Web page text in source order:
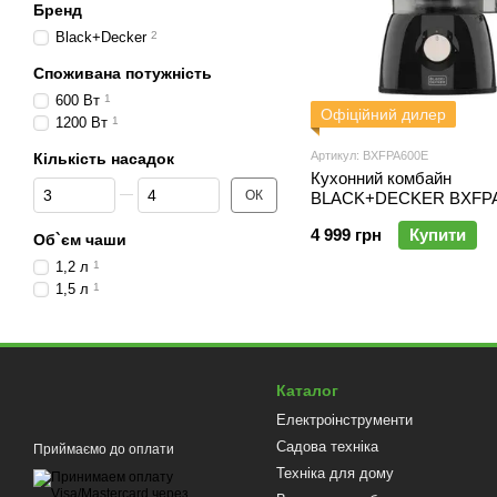
Офіційний дилер
Артикул: BXFPA600E
Кухонний комбайн
BLACK+DECKER
4 999 грн
Купити
Бренд
Black+Decker 2
Споживана потужність
600 Вт 1
1200 Вт 1
Кількість насадок
Від Кількість насадок
До Кількість насадок ОК
Об`єм чаши
1,2 л 1
1,5 л 1
Приймаємо до оплати
Каталог
Електроінструменти
Садова техніка
Техніка для дому